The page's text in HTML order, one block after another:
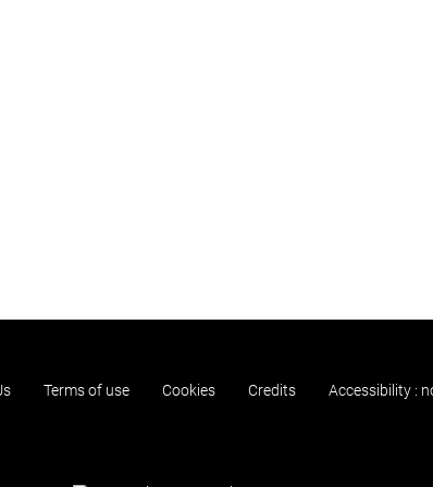
Terms of use Cookies Credits Accessibility :